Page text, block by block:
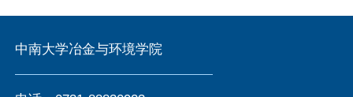
中南大学冶金与环境学院